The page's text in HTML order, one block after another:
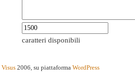
caratteri disponibili
Visus 2006, su piattaforma WordPress